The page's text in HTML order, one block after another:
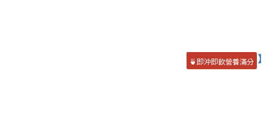
🍵即沖即飲營養滿分